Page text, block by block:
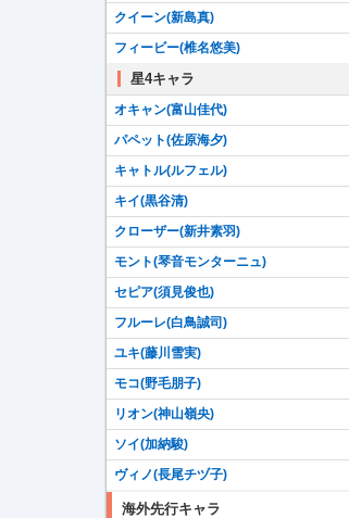
クイーン(新島真)
フィービー(椎名悠美)
星4キャラ
オキャン(富山佳代)
パペット(佐原海夕)
キャトル(ルフェル)
キイ(黒谷清)
クローザー(新井素羽)
モント(琴音モンターニュ)
セピア(須見俊也)
フルーレ(白鳥誠司)
ユキ(藤川雪実)
モコ(野毛朋子)
リオン(神山嶺央)
ソイ(加納駿)
ヴィノ(長尾チヅ子)
海外先行キャラ